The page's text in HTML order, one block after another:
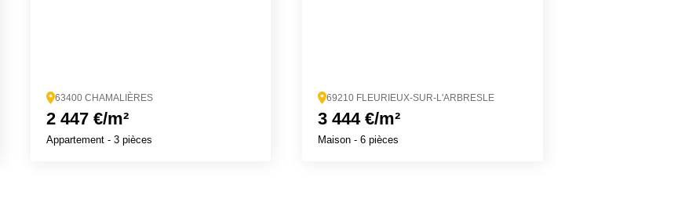
63400 CHAMALIÈRES
2 447 €/m²
Appartement- 3 pièces
69210 FLEURIEUX-SUR-L'ARBRESLE
3 444 €/m²
Maison - 6 pièces